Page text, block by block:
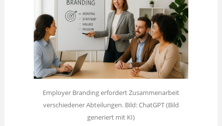
Employer Branding erfordert Zusammenarbeit
verschiedener Abteilungen. Bild: ChatGPT (Bild
generiert mit KI)